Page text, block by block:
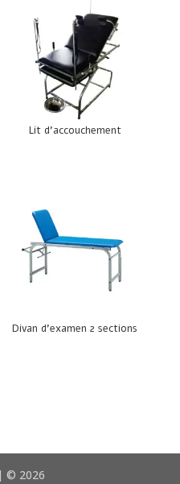
Lit d’accouchement
Divan d’examen 2 sections
© 2026